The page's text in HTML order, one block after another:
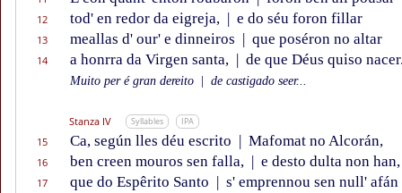
12 tod' en redor da eigreja, | e do séu foron fillar
13 meallas d' our' e dinneiros | que poséron no altar
14 a honrra da Virgen santa, | de que Déus quiso
Muito per é gran dereito de castigado seer...
Stanza IV Syllables IPA
15 Ca, según lles déu escrito | Mafomat no Alcorán,
16 ben creen mouros sen falla, | e desto dulta non han,
17 que do Espêrito Santo | s' emprennou sen null' afán